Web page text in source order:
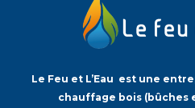
Le Feu et L’Eau est une
chauffage bois (bûches